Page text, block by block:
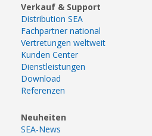
Verkauf & Support
Distribution SEA
Fachpartner national
Vertretungen weltweit
Kunden Center
Dienstleistungen
Download
Referenzen
Neuheiten
SEA-News